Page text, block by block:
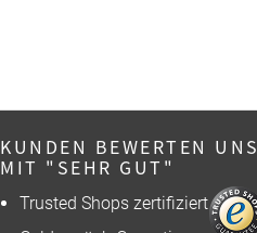
KUNDEN BEWERTEN UNS
MIT "SEHR GUT"
Trusted Shops zertifiziert